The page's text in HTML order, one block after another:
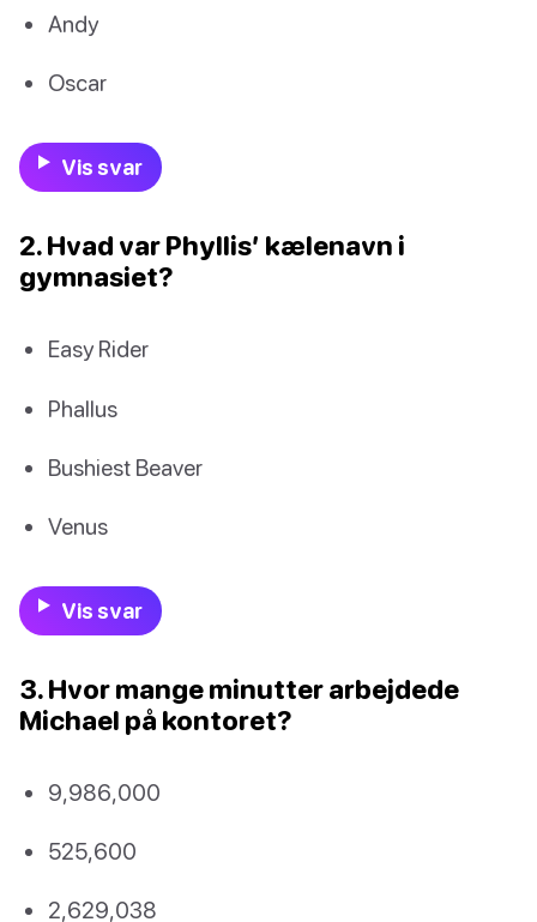
Andy
Oscar
Vis svar
2. Hvad var Phyllis’ kælenavn i
gymnasiet?
Easy Rider
Phallus
Bushiest Beaver
Venus
Vis svar
3. Hvor mange minutter arbejdede
Michael på kontoret?
9,986,000
525,600
2,629,038